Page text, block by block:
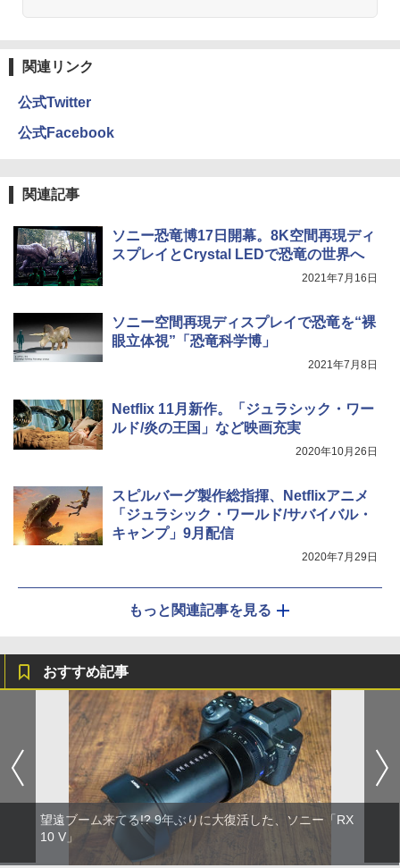
関連リンク
公式Twitter
公式Facebook
関連記事
ソニー恐竜博17日開幕。8K空間再現ディ
スプレイとCrystal LEDで恐竜の世界へ
2021年7月16日
ソニー空間再現ディスプレイで恐竜を“裸
眼立体視”「恐竜科学博」
2021年7月8日
Netflix 11月新作。「ジュラシック・ワー
ルド/炎の王国」など映画充実
2020年10月26日
スピルバーグ製作総指揮、Netflixアニメ
「ジュラシック・ワールド/サバイバル・
キャンプ」9月配信
2020年7月29日
もっと関連記事を見る
おすすめ記事
望遠ブーム来てる!? 9年ぶりに大復活した、ソニー「RX
10 V」